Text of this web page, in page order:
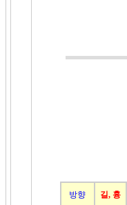
방향 길, 흉